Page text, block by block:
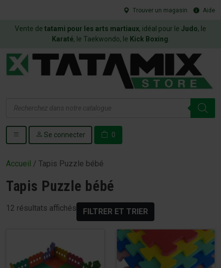
Trouver un magasin Aide
Vente de tatami pour les arts martiaux, idéal pour le Judo, le
Karaté, le Taekwondo, le Kick Boxing
de
Se connecter 0
Accueil / Tapis Puzzle bébé
Tapis Puzzle bébé
12 résultats affichés FILTRER ET TRIER